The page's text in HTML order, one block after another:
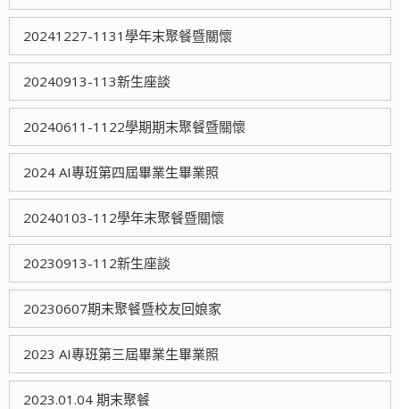
20241227-1131學年末聚餐暨關懷
20240913-113新生座談
20240611-1122學期期末聚餐暨關懷
2024 AI專班第四屆畢業生畢業照
20240103-112學年末聚餐暨關懷
20230913-112新生座談
20230607期末聚餐暨校友回娘家
2023 AI專班第三屆畢業生畢業照
2023.01.04 期末聚餐